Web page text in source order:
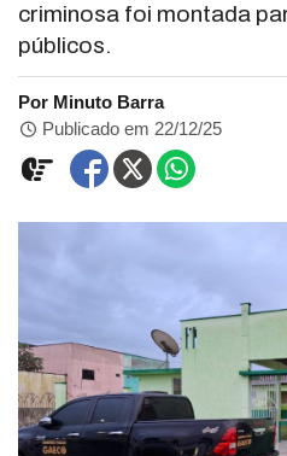
criminosa foi montada
públicos.
Por Minuto Barra
Publicado em 22/12/25